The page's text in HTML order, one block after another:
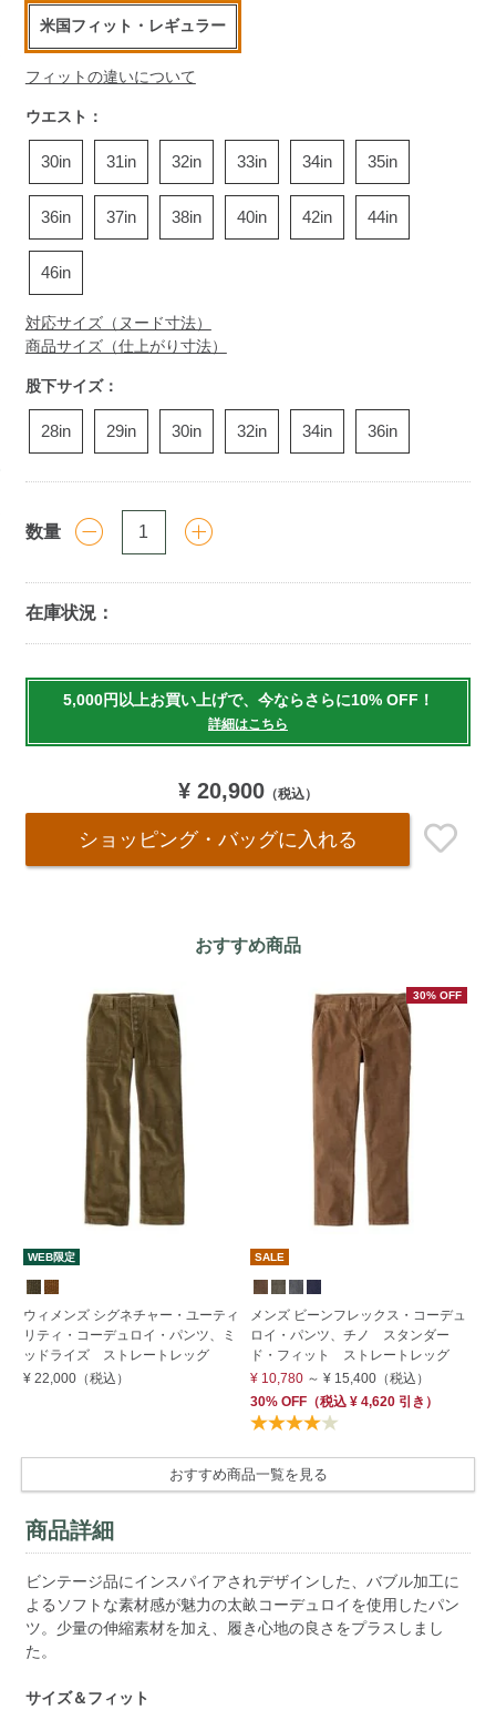
米国フィット・レギュラー
フィットの違いについて
ウエスト：
30in 31in 32in 33in 34in 35in
36in 37in 38in 40in 42in 44in
46in
対応サイズ（ヌード寸法）
商品サイズ（仕上がり寸法）
股下サイズ：
28in 29in 30in 32in 34in 36in
数量
在庫状況：
to
5,000円以上お買い上げで、今ならさらに10% OFF！
詳細はこちら
¥ 20,900 （税込）
ショッピング・バッグに入れる
おすすめ商品
WEB限定
ウィメンズ シグネチャー・ユーティ
リティ・コーデュロイ・パンツ、ミ
ッドライズ ストレートレッグ
¥ 22,000（税込）
30% OFF
SALE
メンズ ビーンフレックス・コーデュ
ロイ・パンツ、チノ スタンダー
ド・フィット ストレートレッグ
¥ 10,780 ～ ¥ 15,400 （税込）
30% OFF （税込 ¥ 4,620 引き）
おすすめ商品一覧を見る
商品詳細
ビンテージ品にインスパイアされデザインした、バブル加工に
よるソフトな素材感が魅力の太畝コーデュロイを使用したパン
ツ。少量の伸縮素材を加え、履き心地の良さをプラスしまし
た。
サイズ＆フィット